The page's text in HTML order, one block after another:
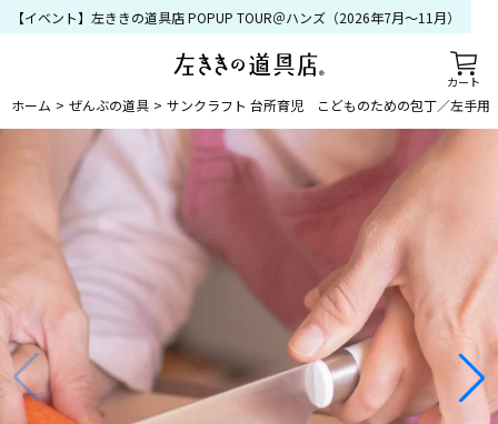
カート
【イベント】左ききの道具店 POPUP TOUR＠ハンズ（2026年7月〜11月）
ホーム ぜんぶの道具 サンクラフト 台所育児 こどものための包丁／左手用